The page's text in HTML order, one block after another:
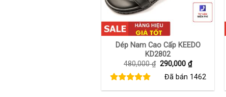
+
Dép Nam Cao Cấp KEEDO
KD2802
480,000₫ Giá
là:
290,000₫Giá
tại
290,000 ₫.
Đã bán 1462